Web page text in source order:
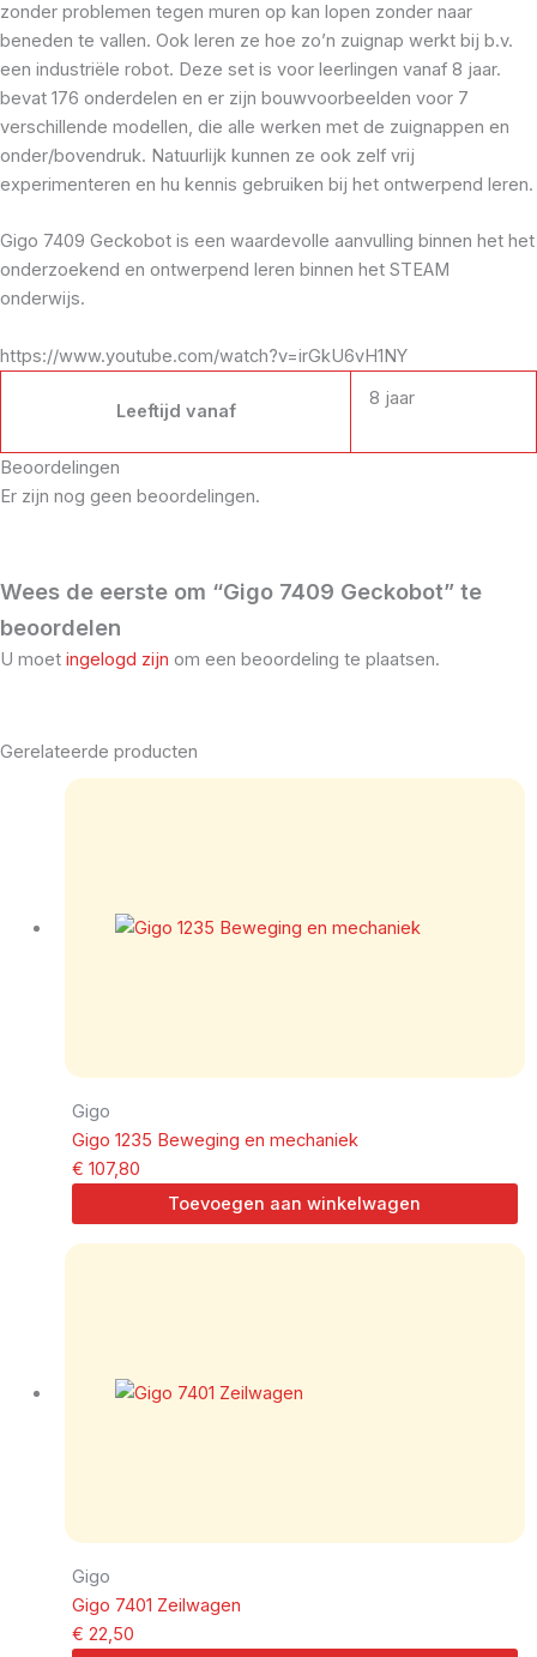
zonder problemen tegen muren op kan lopen zonder naar
beneden te vallen. Ook leren ze hoe zo’n zuignap werkt bij b.v.
een industriële robot. Deze set is voor leerlingen vanaf 8 jaar.
bevat 176 onderdelen en er zijn bouwvoorbeelden voor 7
verschillende modellen, die alle werken met de zuignappen en
onder/bovendruk. Natuurlijk kunnen ze ook zelf vrij
experimenteren en hu kennis gebruiken bij het ontwerpend leren.
Gigo 7409 Geckobot is een waardevolle aanvulling binnen het het
onderzoekend en ontwerpend leren binnen het STEAM
onderwijs.
https://www.youtube.com/watch?v=irGkU6vH1NY
Leeftijd vanaf
8 jaar
Beoordelingen
Er zijn nog geen beoordelingen.
Wees de eerste om “Gigo 7409 Geckobot” te
beoordelen
U moet ingelogd zijn om een beoordeling te plaatsen.
Gerelateerde producten
Gigo
Gigo 1235 Beweging en mechaniek
€ 107,80
Toevoegen aan winkelwagen
Gigo
Gigo 7401 Zeilwagen
€ 22,50